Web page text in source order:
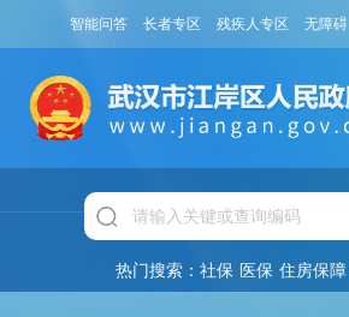
智能问答 长者专区 残疾人专区 无障碍
热门搜索： 社保 医保 住房保障